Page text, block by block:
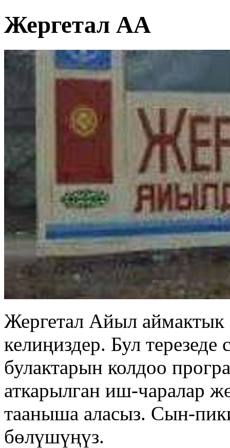
Жергетал АА
Жергетал Айыл
келиңиздер. Бул
булактарын колдоо
аткарылган иш-чаралар
тааныша аласыз. Сын-
бөлүшүңүз.